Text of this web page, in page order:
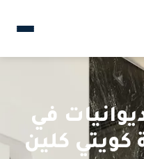
في
كويتي كلين